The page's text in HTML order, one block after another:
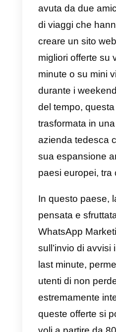
coccolati
loro
risolvere le
in un batter
2)
Più di 5 anni
ha realizzato
maionese
diffusasi poi
Argentina,
Paraguay.
incentrata